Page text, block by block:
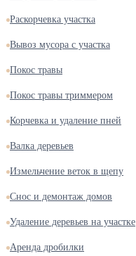
Раскорчевка участка
Вывоз мусора с участка
Покос травы
Покос травы триммером
Корчевка и удаление пней
Валка деревьев
Измельчение веток в щепу
Снос и демонтаж домов
Удаление деревьев на участке
Аренда дробилки